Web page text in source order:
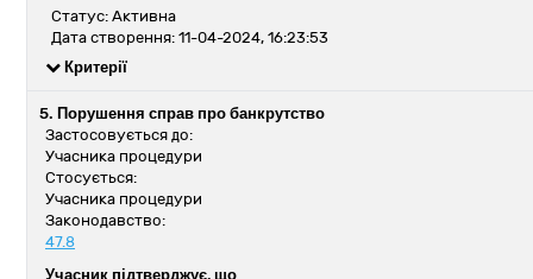
Статус: Активна
Дата створення: 11-04-2024, 16:23:53
Критерії
5. Порушення справ про банкрутство
Застосовується до:
Учасника процедури
Стосується:
Учасника процедури
Законодавство:
47.8
Учасник підтверджує, що